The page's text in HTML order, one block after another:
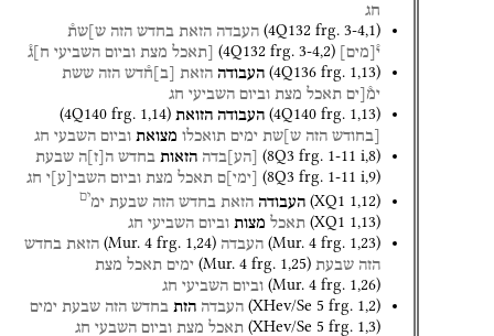
חג
(4Q132 frg. 3-4,1) העבדה הזאת בחדש הזה ש]שת֯
י֯ מים (4Q132 frg. 3-4,2) [תאכל מצת וביום השביעי ח]ג֯
(4Q136 frg. 1,13) העבודה הזאת ב ח֯דש הזה ששת
ימ֯[ים תאכל מצת וביום השביעי חג
(4Q140 frg. 1,13) העבודה הזואת (4Q140 frg. 1,14)
[בחודש הזה ש]שת ימים תואכלו מצואת וביום השבעי חג
(8Q3 frg. 1-11 i,8) הע בדה הזאות בחדש ה ז ה שבעת
(8Q3 frg. 1-11 i,9) ימי ם תאכל מצת וביום השבי ע י חג
(XQ1 1,12) העבודה הזאת בחדש הזה שבעת ימים
(XQ1 1,13) תאכל מצות וביום השביעי חג
(Mur. 4 frg. 1,23) העבדה (Mur. 4 frg. 1,24) הזאת בחדש
הזה שבעת (Mur. 4 frg. 1,25) ימים תאכל מצת
(Mur. 4 frg. 1,26) וביום השביעי חג
(XHev/Se 5 frg. 1,2) העבדה הזת בחדש הזה שבעת ימים
(XHev/Se 5 frg. 1,3) תאכל מצת וביום השבעי חג